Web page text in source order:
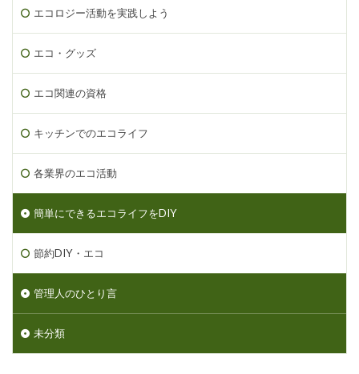
エコロジー活動を実践しよう
エコ・グッズ
エコ関連の資格
キッチンでのエコライフ
各業界のエコ活動
簡単にできるエコライフをDIY
節約DIY・エコ
管理人のひとり言
未分類